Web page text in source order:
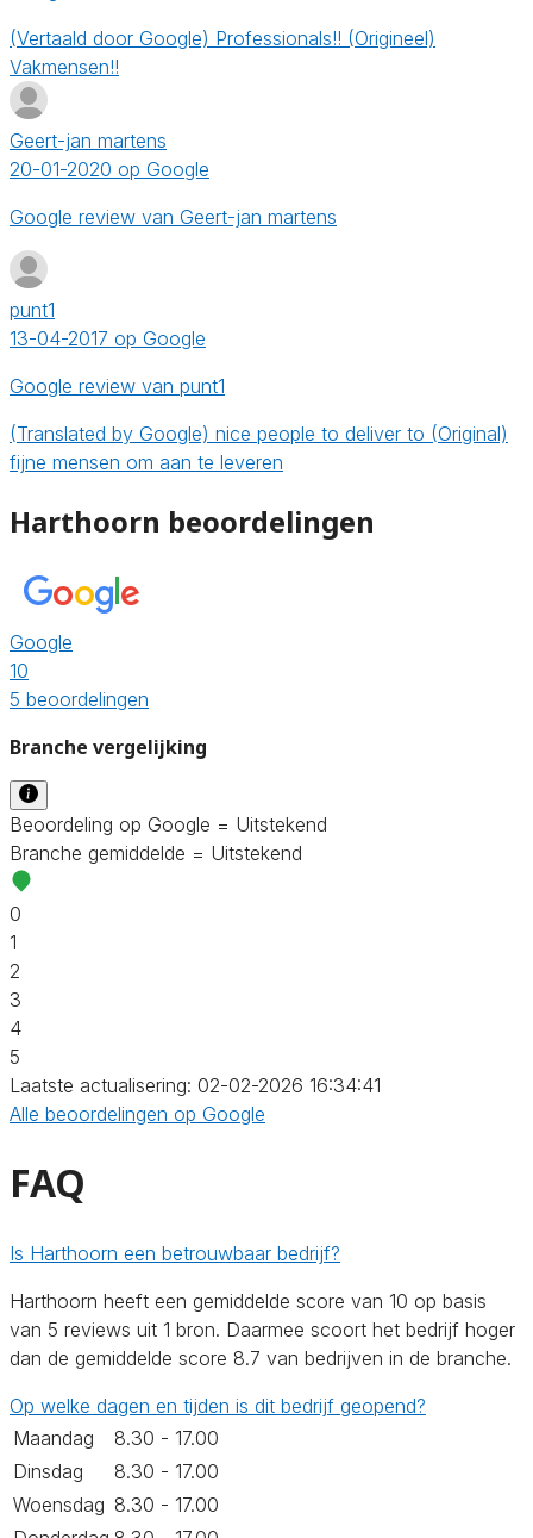
(Vertaald door Google) Professionals!! (Origineel)
Vakmensen!!
Geert-jan martens
20-01-2020 op Google
Google review van Geert-jan martens
punt1
13-04-2017 op Google
Google review van punt1
(Translated by Google) nice people to deliver to (Original)
fijne mensen om aan te leveren
Harthoorn beoordelingen
Google
10
5 beoordelingen
Branche vergelijking
Beoordeling op Google = Uitstekend
Branche gemiddelde = Uitstekend
0
1
2
3
4
5
Laatste actualisering: 02-02-2026 16:34:41
Alle beoordelingen op Google
FAQ
Is Harthoorn een betrouwbaar bedrijf?
Harthoorn heeft een gemiddelde score van 10 op basis
van 5 reviews uit 1 bron. Daarmee scoort het bedrijf hoger
dan de gemiddelde score 8.7 van bedrijven in de branche.
Op welke dagen en tijden is dit bedrijf geopend?
Maandag
8.30 - 17.00
Dinsdag
8.30 - 17.00
Woensdag 8.30 - 17.00